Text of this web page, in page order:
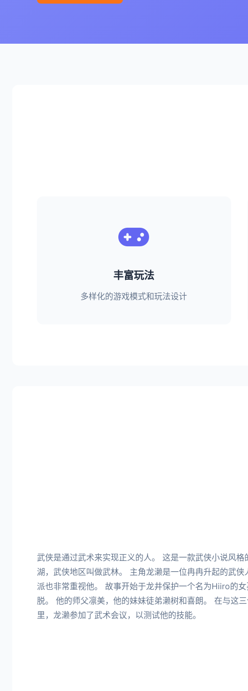
丰富玩法
多样化的游戏模式和玩法设计
武侠是通过武术来实现正义的人。 这是一款武侠小说风格
湖，武侠地区叫做武林。 主角龙濑是一位冉冉升起的武
派也非常重视他。 故事开始于龙井保护一个名为Hiiro的
脱。 他的师父凛美，他的妹妹徒弟濑树和喜朗。 在与这
里，龙濑参加了武术会议，以测试他的技能。